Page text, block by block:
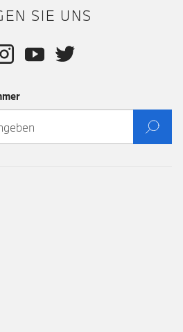
SIE UNS